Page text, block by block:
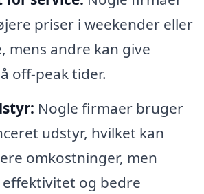
priser i weekender eller
mens andre kan give
off-peak tider.
Nogle firmaer bruger
udstyr, hvilket kan
omkostninger, men
og bedre